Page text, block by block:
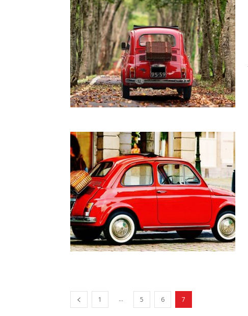
1 ... 5 6 7